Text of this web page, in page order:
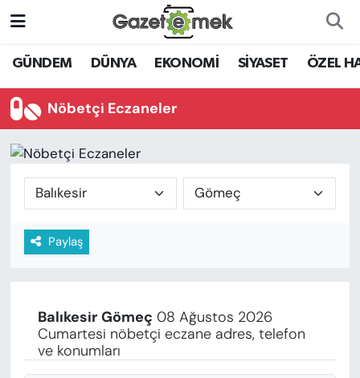
GÜNDEM DÜNYA EKONOMİ SİYASET ÖZEL
Nöbetçi Eczaneler
Paylaş
Balıkesir Gömeç 08 Ağustos 2026
Cumartesi nöbetçi eczane adres, telefon
ve konumları
DÜNYA
EKONOMİ
YENİ MEDYADA EMEK
GAZETECİLİĞİNİ GELİŞTİRMEK
FAYDALI BİLGİLER
EĞİTİM
Nöbetçi Eczaneler
Hava Durumu
Trafik Durumu
Haber Arşivi